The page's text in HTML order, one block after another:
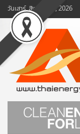
Skip
to
content
วันเสาร์, สิงหาคม 8, 2026
ข่าวพลังงานและคมนาคม